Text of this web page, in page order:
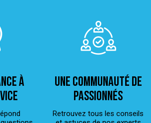
à
Une Communauté de
passionnés
Retrouvez tous les conseils